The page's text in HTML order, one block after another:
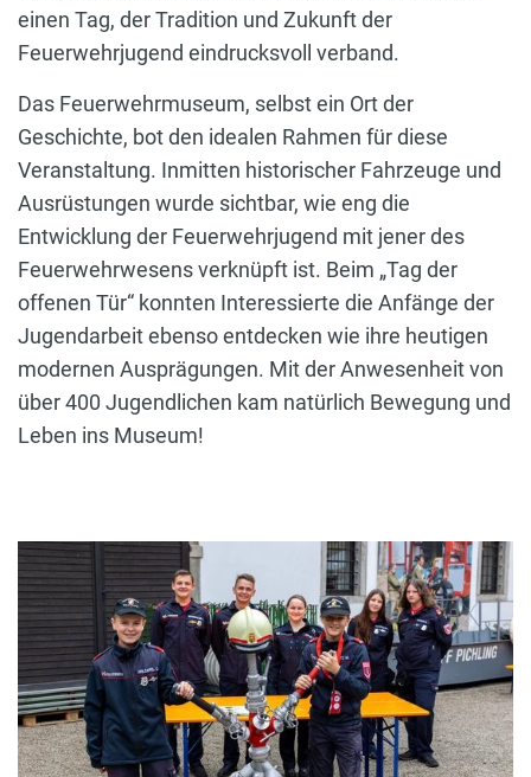
einen Tag, der Tradition und Zukunft der
Feuerwehrjugend eindrucksvoll verband.
Das Feuerwehrmuseum, selbst ein Ort der
Geschichte, bot den idealen Rahmen für diese
Veranstaltung. Inmitten historischer Fahrzeuge und
Ausrüstungen wurde sichtbar, wie eng die
Entwicklung der Feuerwehrjugend mit jener des
Feuerwehrwesens verknüpft ist. Beim „Tag der
offenen Tür“ konnten Interessierte die Anfänge der
Jugendarbeit ebenso entdecken wie ihre heutigen
modernen Ausprägungen. Mit der Anwesenheit von
über 400 Jugendlichen kam natürlich Bewegung und
Leben ins Museum!